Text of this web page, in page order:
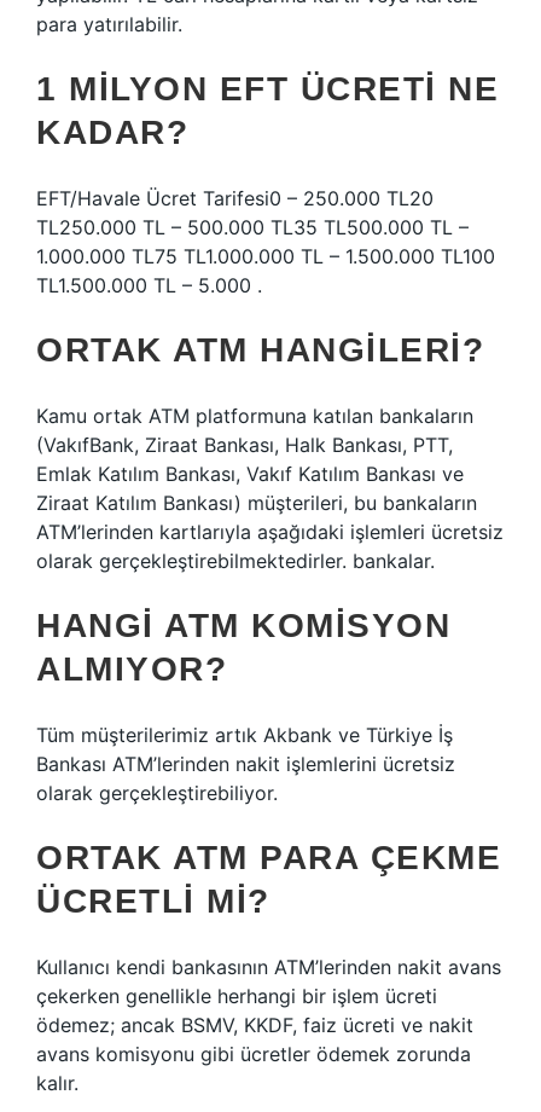
para yatırılabilir.
1 MILYON EFT ÜCRETI NE
KADAR?
EFT/Havale Ücret Tarifesi0 – 250.000 TL20
TL250.000 TL – 500.000 TL35 TL500.000 TL –
1.000.000 TL75 TL1.000.000 TL – 1.500.000 TL100
TL1.500.000 TL – 5.000 .
ORTAK ATM HANGILERI?
Kamu ortak ATM platformuna katılan bankaların
(VakıfBank, Ziraat Bankası, Halk Bankası, PTT,
Emlak Katılım Bankası, Vakıf Katılım Bankası ve
Ziraat Katılım Bankası) müşterileri, bu bankaların
ATM’lerinden kartlarıyla aşağıdaki işlemleri ücretsiz
olarak gerçekleştirebilmektedirler. bankalar.
HANGI ATM KOMISYON
ALMIYOR?
Tüm müşterilerimiz artık Akbank ve Türkiye İş
Bankası ATM’lerinden nakit işlemlerini ücretsiz
olarak gerçekleştirebiliyor.
ORTAK ATM PARA ÇEKME
ÜCRETLI MI?
Kullanıcı kendi bankasının ATM’lerinden nakit avans
çekerken genellikle herhangi bir işlem ücreti
ödemez; ancak BSMV, KKDF, faiz ücreti ve nakit
avans komisyonu gibi ücretler ödemek zorunda
kalır.